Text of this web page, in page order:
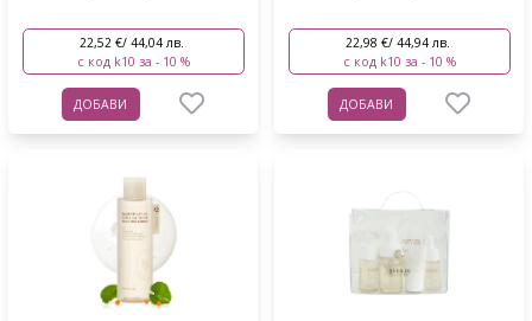
22,52 €/ 44,04 лв.
с код k10 за - 10 %
ДОБАВИ
22,98 €/ 44,94 лв.
с код k10 за - 10 %
ДОБАВИ